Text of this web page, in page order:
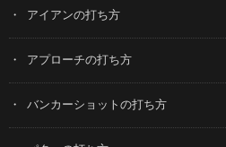
アイアンの打ち方
アプローチの打ち方
バンカーショットの打ち方